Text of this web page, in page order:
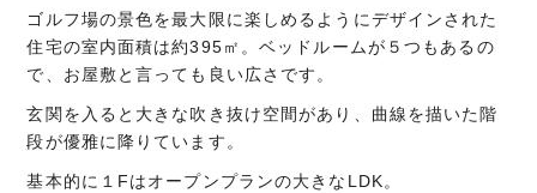
ゴルフ場の景色を最大限に楽しめるようにデザインされた
住宅の室内面積は約395㎡。ベッドルームが５つもあるの
で、お屋敷と言っても良い広さです。
玄関を入ると大きな吹き抜け空間があり、曲線を描いた階
段が優雅に降りています。
基本的に１Fはオープンプランの大きなLDK。